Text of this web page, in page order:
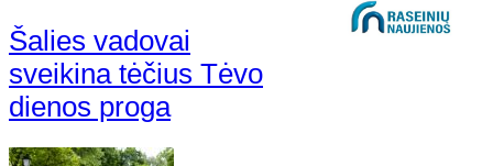
Šalies vadovai
sveikina tėčius Tėvo
dienos proga